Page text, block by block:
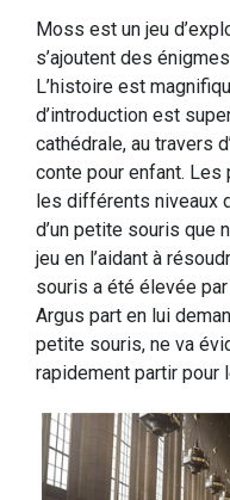
Moss est un jeu
s’ajoutent des
L’histoire est
d’introduction est
cathédrale, au travers
conte pour enfant. Les
les différents niveaux
d’un petite souris que
jeu en l’aidant à
souris a été élevée par
Argus part en lui
petite souris, ne va
rapidement partir pour